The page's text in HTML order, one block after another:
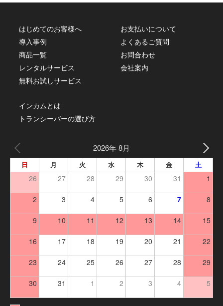
はじめてのお客様へ
導入事例
商品一覧
レンタルサービス
無料お試しサービス
お支払いについて
よくあるご質問
お問合わせ
会社案内
インカムとは
トランシーバーの選び方
2026年 8月
日 月 火 水 木 金 土
26 27 28 29 30 31 1
2 3 4 5 6 7 8
9 10 11 12 13 14 15
16 17 18 19 20 21 22
23 24 25 26 27 28 29
30 31 1 2 3 4 5